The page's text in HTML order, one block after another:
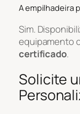
A empilhadeira
Sim.
equipamento
certificado.
Solicite